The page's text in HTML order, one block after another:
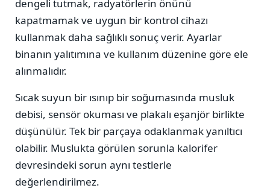
dengeli tutmak, radyatörlerin önünü
kapatmamak ve uygun bir kontrol cihazı
kullanmak daha sağlıklı sonuç verir. Ayarlar
binanın yalıtımına ve kullanım düzenine göre ele
alınmalıdır.
Sıcak suyun bir ısınıp bir soğumasında musluk
debisi, sensör okuması ve plakalı eşanjör birlikte
düşünülür. Tek bir parçaya odaklanmak yanıltıcı
olabilir. Muslukta görülen sorunla kalorifer
devresindeki sorun aynı testlerle
değerlendirilmez.